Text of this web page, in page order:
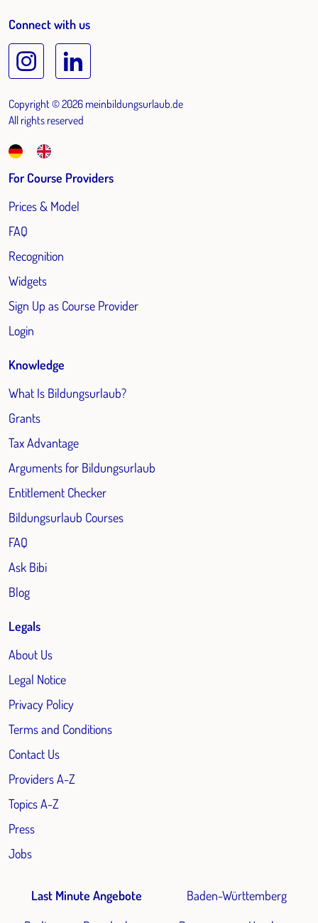
Connect with us
Copyright © 2026 meinbildungsurlaub.de
All rights reserved
For Course Providers
Prices & Model
FAQ
Recognition
Widgets
Sign Up as Course Provider
Login
Knowledge
What Is Bildungsurlaub?
Grants
Tax Advantage
Arguments for Bildungsurlaub
Entitlement Checker
Bildungsurlaub Courses
FAQ
Ask Bibi
Blog
Legals
About Us
Legal Notice
Privacy Policy
Terms and Conditions
Contact Us
Providers A-Z
Topics A-Z
Press
Jobs
Last Minute Angebote
Baden-Württemberg